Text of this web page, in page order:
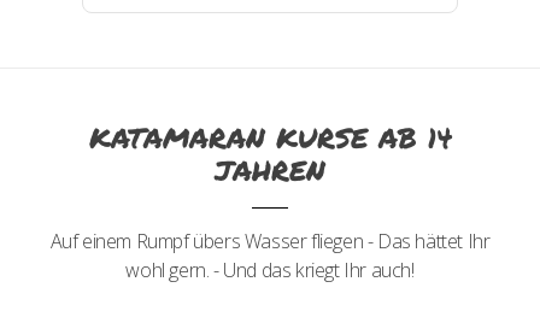
KATAMARAN KURSE AB 14
JAHREN
Auf einem Rumpf übers Wasser fliegen - Das hättet Ihr
wohl gern. - Und das kriegt Ihr auch!